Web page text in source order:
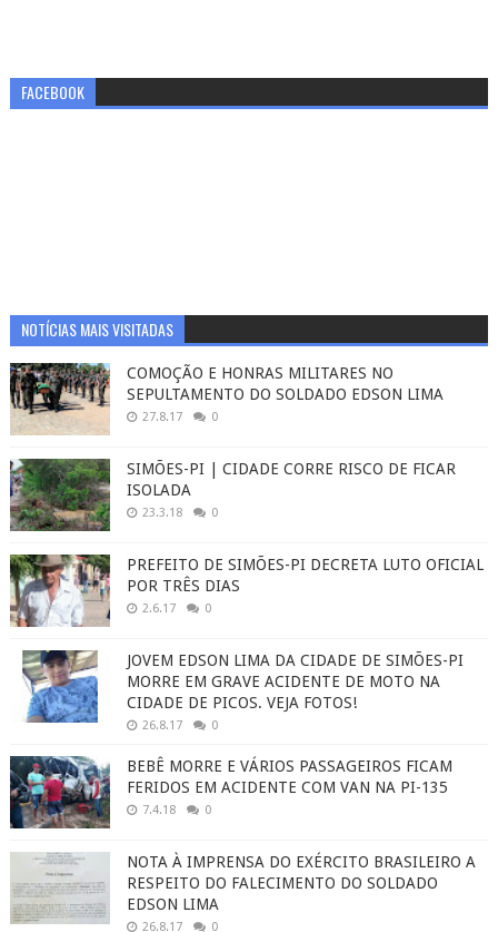
FACEBOOK
NOTÍCIAS MAIS VISITADAS
COMOÇÃO E HONRAS MILITARES NO
SEPULTAMENTO DO SOLDADO EDSON LIMA
27.8.17 0
SIMÕES-PI | CIDADE CORRE RISCO DE FICAR
ISOLADA
23.3.18 0
PREFEITO DE SIMÕES-PI DECRETA LUTO OFICIAL
POR TRÊS DIAS
2.6.17 0
JOVEM EDSON LIMA DA CIDADE DE SIMÕES-PI
MORRE EM GRAVE ACIDENTE DE MOTO NA
CIDADE DE PICOS. VEJA FOTOS!
26.8.17 0
BEBÊ MORRE E VÁRIOS PASSAGEIROS FICAM
FERIDOS EM ACIDENTE COM VAN NA PI-135
7.4.18 0
NOTA À IMPRENSA DO EXÉRCITO BRASILEIRO A
RESPEITO DO FALECIMENTO DO SOLDADO
EDSON LIMA
26.8.17 0